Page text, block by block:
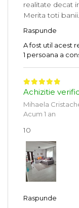
realitate decat
Merita toti banii.
Raspunde
A fost util acest
1 persoana a
Achizitie
Mihaela
Acum 1 an
10
Raspunde